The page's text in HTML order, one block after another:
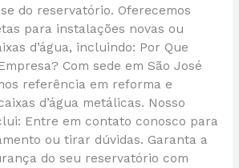
do reservatório. Oferecemos
para instalações novas ou
d’água, incluindo: Por Que
Com sede em São José
referência em reforma e
d’água metálicas. Nosso
Entre em contato conosco para
ou tirar dúvidas. Garanta a
do seu reservatório com